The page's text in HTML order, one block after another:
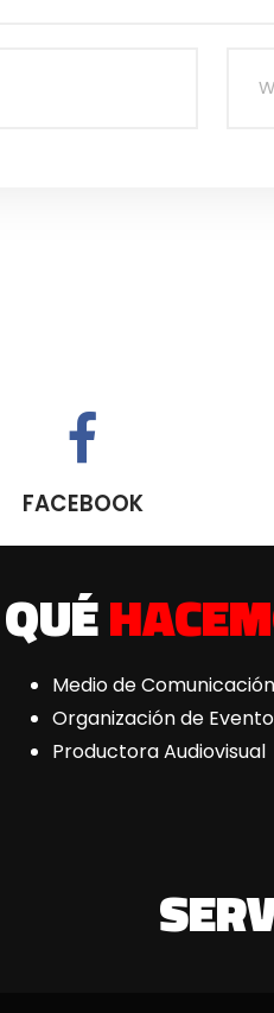
FACEBOOK
QUÉ
Medio de Comunicación
Organización de
Productora Audiovisual